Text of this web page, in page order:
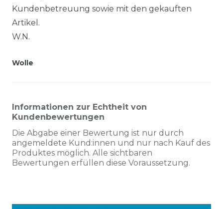
Kundenbetreuung sowie mit den gekauften
Artikel.
W.N.
Wolle
Informationen zur Echtheit von
Kundenbewertungen
Die Abgabe einer Bewertung ist nur durch
angemeldete Kund:innen und nur nach Kauf des
Produktes möglich. Alle sichtbaren
Bewertungen erfüllen diese Voraussetzung.